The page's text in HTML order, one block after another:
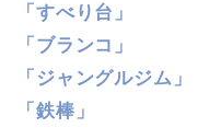
「すべり台」
「ブランコ」
「ジャングルジム」
「鉄棒」